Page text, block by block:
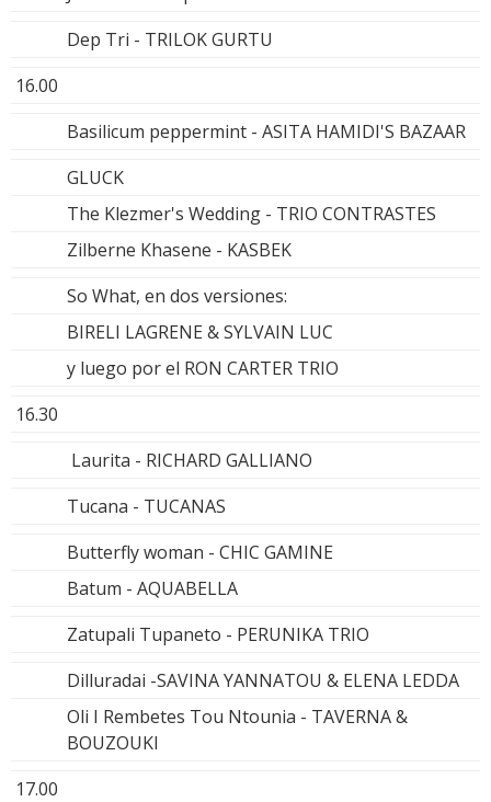
Dep Tri - TRILOK GURTU
16.00
Basilicum peppermint - ASITA HAMIDI'S BAZAAR
GLUCK
The Klezmer's Wedding - TRIO CONTRASTES
Zilberne Khasene - KASBEK
So What, en dos versiones:
BIRELI LAGRENE & SYLVAIN LUC
y luego por el RON CARTER TRIO
16.30
Laurita - RICHARD GALLIANO
Tucana - TUCANAS
Butterfly woman - CHIC GAMINE
Batum - AQUABELLA
Zatupali Tupaneto - PERUNIKA TRIO
Dilluradai -SAVINA YANNATOU & ELENA LEDDA
Oli I Rembetes Tou Ntounia - TAVERNA &
BOUZOUKI
17.00